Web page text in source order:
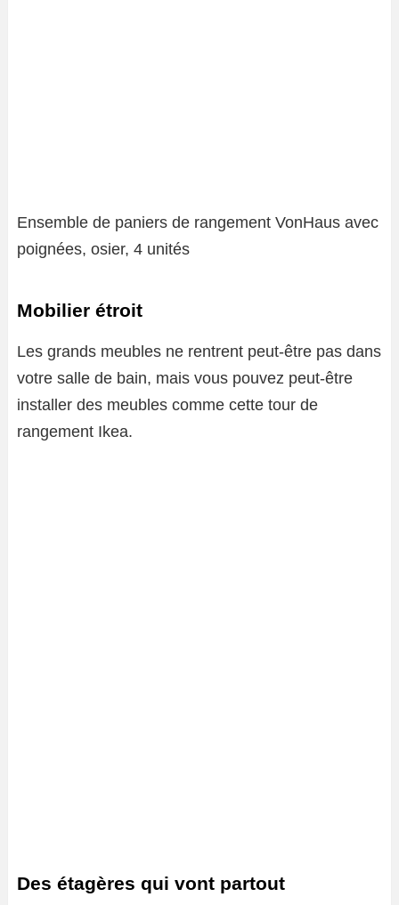
Ensemble de paniers de rangement VonHaus avec
poignées, osier, 4 unités
Mobilier étroit
Les grands meubles ne rentrent peut-être pas dans
votre salle de bain, mais vous pouvez peut-être
installer des meubles comme cette tour de
rangement Ikea.
Des étagères qui vont partout